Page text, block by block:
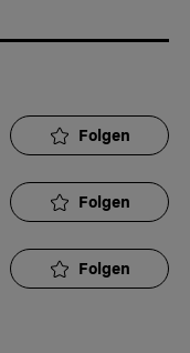
Folgen
Folgen
Folgen